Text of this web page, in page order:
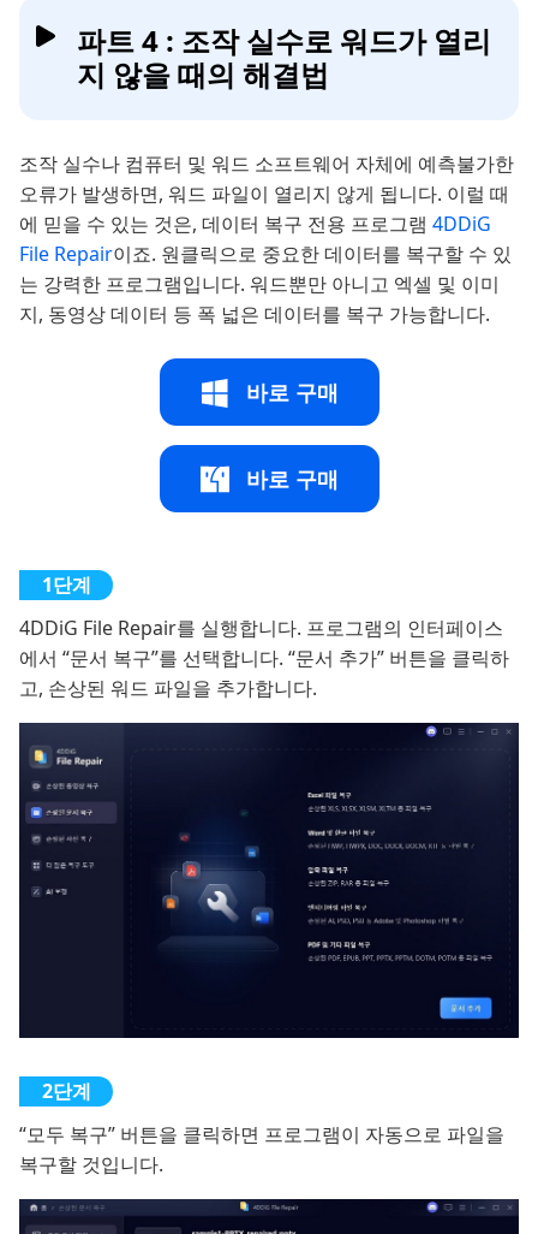
파트 4 : 조작 실수로 워드가 열리
지 않을 때의 해결법
조작 실수나 컴퓨터 및 워드 소프트웨어 자체에 예측불가한
오류가 발생하면, 워드 파일이 열리지 않게 됩니다. 이럴 때
에 믿을 수 있는 것은, 데이터 복구 전용 프로그램 4DDiG
File Repair이죠. 원클릭으로 중요한 데이터를 복구할 수 있
는 강력한 프로그램입니다. 워드뿐만 아니고 엑셀 및 이미
지, 동영상 데이터 등 폭 넓은 데이터를 복구 가능합니다.
바로 구매
바로 구매
4DDiG File Repair를 실행합니다. 프로그램의 인터페이스
에서 “문서 복구”를 선택합니다. “문서 추가” 버튼을 클릭하
고, 손상된 워드 파일을 추가합니다.
“모두 복구” 버튼을 클릭하면 프로그램이 자동으로 파일을
복구할 것입니다.